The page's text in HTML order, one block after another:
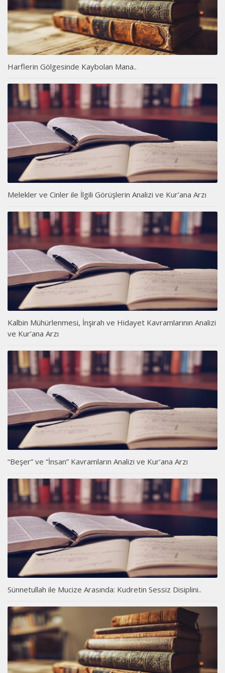
Harflerin Gölgesinde Kaybolan Mana..
Melekler ve Cinler ile İlgili Görüşlerin Analizi ve Kur’ana Arzı
Kalbin Mühürlenmesi, İnşirah ve Hidayet Kavramlarının Analizi
ve Kur’ana Arzı
“Beşer” ve “İnsan” Kavramların Analizi ve Kur’ana Arzı
Sünnetullah ile Mucize Arasında: Kudretin Sessiz Disiplini..